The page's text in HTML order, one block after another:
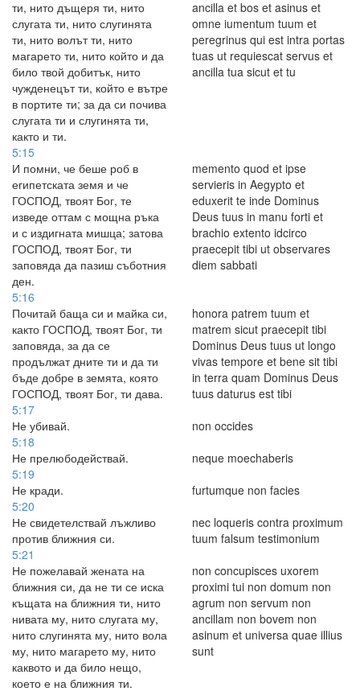
ти, нито дъщеря ти, нито
слугата ти, нито слугинята
ти, нито волът ти, нито
магарето ти, нито който и да
било твой добитък, нито
чужденецът ти, който е вътре
в портите ти; за да си почива
слугата ти и слугинята ти,
както и ти.
ancilla et bos et asinus et
omne iumentum tuum et
peregrinus qui est intra portas
tuas ut requiescat servus et
ancilla tua sicut et tu
5:15
И помни, че беше роб в
египетската земя и че
ГОСПОД, твоят Бог, те
изведе оттам с мощна ръка
и с издигната мишца; затова
ГОСПОД, твоят Бог, ти
заповяда да пазиш съботния
ден.
memento quod et ipse
servieris in Aegypto et
eduxerit te inde Dominus
Deus tuus in manu forti et
brachio extento idcirco
praecepit tibi ut observares
diem sabbati
5:16
Почитай баща си и майка си,
както ГОСПОД, твоят Бог, ти
заповяда, за да се
продължат дните ти и да ти
бъде добре в земята, която
ГОСПОД, твоят Бог, ти дава.
honora patrem tuum et
matrem sicut praecepit tibi
Dominus Deus tuus ut longo
vivas tempore et bene sit tibi
in terra quam Dominus Deus
tuus daturus est tibi
5:17
Не убивай.
non occides
5:18
Не прелюбодействай.
neque moechaberis
5:19
Не кради.
furtumque non facies
5:20
Не свидетелствай лъжливо
против ближния си.
nec loqueris contra proximum
tuum falsum testimonium
5:21
Не пожелавай жената на
ближния си, да не ти се иска
къщата на ближния ти, нито
нивата му, нито слугата му,
нито слугинята му, нито вола
му, нито магарето му, нито
каквото и да било нещо,
което е на ближния ти.
non concupisces uxorem
proximi tui non domum non
agrum non servum non
ancillam non bovem non
asinum et universa quae illius
sunt